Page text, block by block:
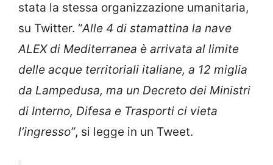
stata la stessa organizzazione umanitaria,
su Twitter. “Alle 4 di stamattina la nave
ALEX di Mediterranea è arrivata al limite
delle acque territoriali italiane, a 12 miglia
da Lampedusa, ma un Decreto dei Ministri
di Interno, Difesa e Trasporti ci vieta
l’ingresso”, si legge in un Tweet.